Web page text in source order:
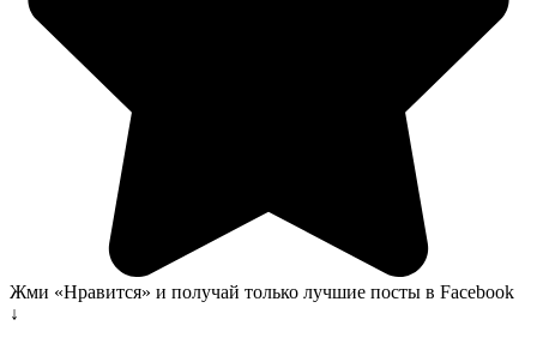
Жми «Нравится» и получай только лучшие посты в Facebook
↓